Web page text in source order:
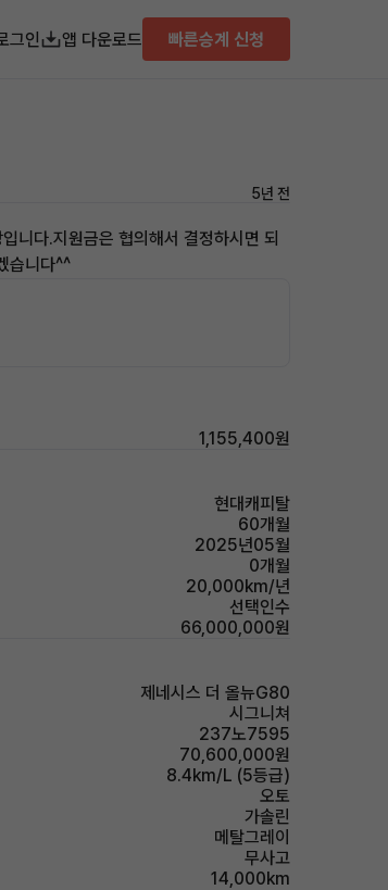
그인 앱 다운로드 빠른승계 신청
5년 전
니다.지원금은 협의해서 결정하시면 되
습니다^^
1,155,400원
현대캐피탈
60개월
2025년05월
0개월
20,000km/년
선택인수
66,000,000원
제네시스 더 올뉴G80
시그니쳐
237노7595
70,600,000원
8.4km/L (5등급)
오토
가솔린
메탈그레이
무사고
14,000km